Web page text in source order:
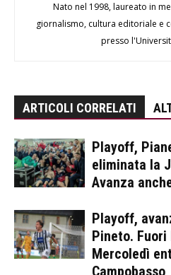
Nato nel 1998, laureato in
giornalismo, cultura editoriale e
presso
ARTICOLI CORRELATI
Playoff,
eliminata la
Avanza
Playoff,
Pineto.
Mercoledì